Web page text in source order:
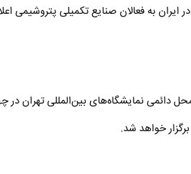
به فعالان صنایع تکمیلی پتروشیمی
یازدهمین دوره نمایشگاه بین‌المللی ایران پلاست ۲ تا ۵ مهرماه ۱۳۹۶ در محل دائمی نمایشگاه‌های بین‌المللی تهران
خواهد شد.